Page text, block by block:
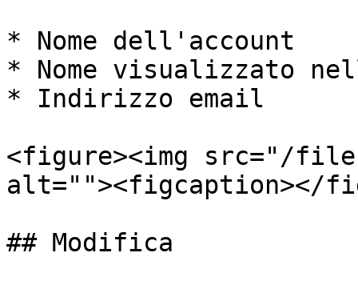
* Nome dell'account
* Nome visualizzato
* Indirizzo email
<figure><img src="/files/
alt=""><figcaption></
## Modifica